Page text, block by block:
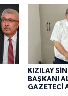
KIZILAY
BAŞKANI
GAZETECİ